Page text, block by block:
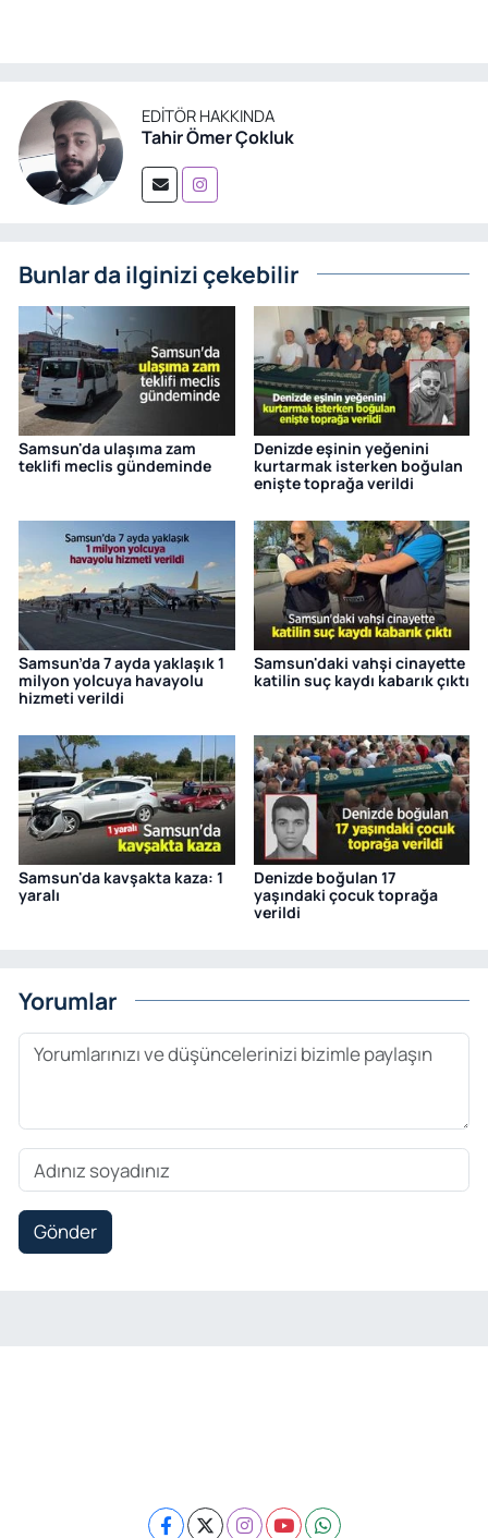
EDITÖR HAKKINDA
Tahir Ömer Çokluk
Bunlar da ilginizi çekebilir
Samsun'da ulaşıma zam
teklifi meclis gündeminde
Denizde eşinin yeğenini
kurtarmak isterken boğulan
enişte toprağa verildi
Samsun’da 7 ayda yaklaşık 1
milyon yolcuya havayolu
hizmeti verildi
Samsun'daki vahşi cinayette
katilin suç kaydı kabarık çıktı
Samsun'da kavşakta kaza: 1
yaralı
Denizde boğulan 17
yaşındaki çocuk toprağa
verildi
Yorumlar
Gönder